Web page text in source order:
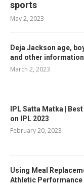
sports
May 2, 2023
Deja Jackson age,
and other information
March 2, 2023
IPL Satta Matka |
on IPL 2023
February 20, 2023
Using Meal
Athletic Performance